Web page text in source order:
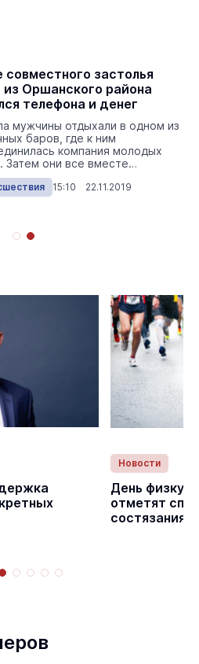
совместного застолья
из Оршанского района
телефона и денег
мужчины отдыхали в одном из
баров, где к ним
компания молодых
Затем они все вместе
к товарищу в кв...
15:10 22.11.2019
Новости
День
отметят